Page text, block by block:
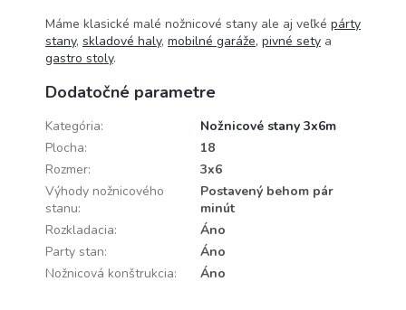
Máme klasické malé nožnicové stany ale aj veľké párty
stany, skladové haly, mobilné garáže, pivné sety a
gastro stoly.
Dodatočné parametre
Kategória:
Nožnicové stany 3x6m
Plocha:
18
Rozmer:
3x6
Výhody nožnicového
stanu:
Postavený behom pár
minút
Rozkladacia:
Áno
Party stan:
Áno
Nožnicová konštrukcia: Áno